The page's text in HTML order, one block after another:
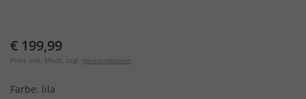
€ 199,99
Preis inkl. MwSt. zzgl. Versandkosten
Farbe: lila